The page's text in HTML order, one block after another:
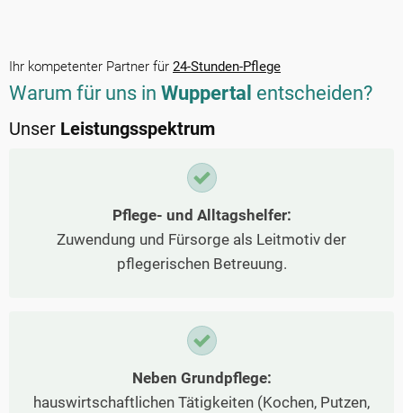
Ihr kompetenter Partner für 24-Stunden-Pflege
Warum für uns in Wuppertal entscheiden?
Unser Leistungsspektrum
Pflege- und Alltagshelfer:
Zuwendung und Fürsorge als Leitmotiv der
pflegerischen Betreuung.
Neben Grundpflege:
hauswirtschaftlichen Tätigkeiten (Kochen, Putzen,